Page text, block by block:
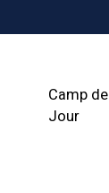
Camp de
Jour